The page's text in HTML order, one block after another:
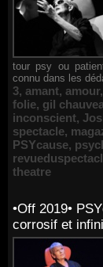
tour psy ou
connu dans les
3, amant, amour,
folie, gil
inconscient,
spectacle,
PSYcause,
theatre
•Off 2019•
corrosif et